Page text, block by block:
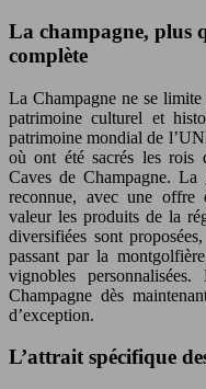
La champagne, plus
complète
La Champagne ne se
patrimoine culturel et
patrimoine mondial de
où ont été sacrés les rois
Caves de Champagne. La
reconnue, avec une offre
valeur les produits de la
diversifiées sont
passant par la
vignobles
Champagne dès
d’exception.
L’attrait spécifique